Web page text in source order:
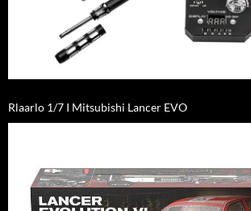
Rlaarlo 1/7 I Mitsubishi Lancer EVO